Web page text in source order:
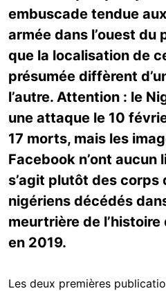
embuscade tendue
armée dans l’ouest du
que la localisation de
présumée diffèrent
l’autre. Attention : le
une attaque le 10
17 morts, mais les
Facebook n’ont aucun
s’agit plutôt des corps
nigériens décédés
meurtrière de
en 2019.
Les deux premières